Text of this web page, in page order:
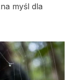
myśl dla